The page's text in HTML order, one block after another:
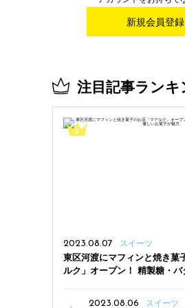
新規会員登録
注目記事ランキ
2023.08.07 スイーツ
東区河渡にマフィンと焼き菓
ルク」オープン！ 精製糖・バ
2023.08.06
スイーツ